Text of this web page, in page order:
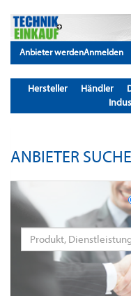
Anbieter werdenAnmelden
Hersteller Händler
ANBIETER SUCHE